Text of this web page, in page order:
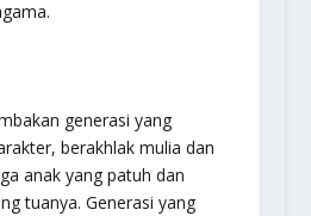
generasi yang
berakhlak mulia dan
anak yang patuh dan
tuanya. Generasi yang